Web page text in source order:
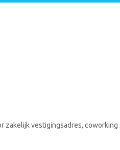
zakelijk vestigingsadres, coworking